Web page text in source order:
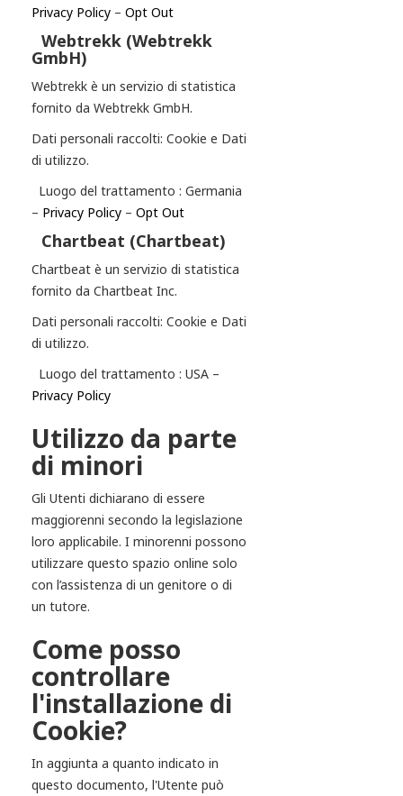
Privacy Policy – Opt Out
Webtrekk (Webtrekk
GmbH)
Webtrekk è un servizio di statistica
fornito da Webtrekk GmbH.
Dati personali raccolti: Cookie e Dati
di utilizzo.
Luogo del trattamento : Germania
– Privacy Policy – Opt Out
Chartbeat (Chartbeat)
Chartbeat è un servizio di statistica
fornito da Chartbeat Inc.
Dati personali raccolti: Cookie e Dati
di utilizzo.
Luogo del trattamento : USA –
Privacy Policy
Utilizzo da parte
di minori
Gli Utenti dichiarano di essere
maggiorenni secondo la legislazione
loro applicabile. I minorenni possono
utilizzare questo spazio online solo
con l’assistenza di un genitore o di
un tutore.
Come posso
controllare
l'installazione di
Cookie?
In aggiunta a quanto indicato in
questo documento, l'Utente può